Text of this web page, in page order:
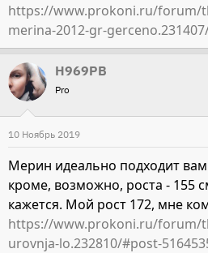
https://www.prokoni.ru/forum/
merina-2012-gr-
Н969РВ
Pro
10 Ноябрь 2019
Мерин идеально подходит
кроме, возможно, роста - 155
кажется. Мой рост 172, мне
https://www.prokoni.ru/forum/
urovnja-lo.232810/#post-